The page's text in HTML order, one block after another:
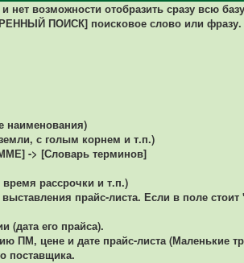
нет возможности отобразить сразу всю
ПОИСК] поисковое слово или
наименования)
с голым корнем и т.п.)
-> [Словарь терминов]
рассрочки и т.п.)
прайс-листа. Если в поле стоит
его прайса).
цене и дате прайс-листа (Маленькие
поставщика.